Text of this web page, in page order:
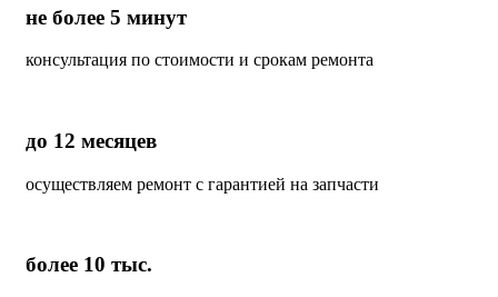
не более 5 минут
консультация по стоимости и срокам ремонта
до 12 месяцев
осуществляем ремонт с гарантией на запчасти
более 10 тыс.